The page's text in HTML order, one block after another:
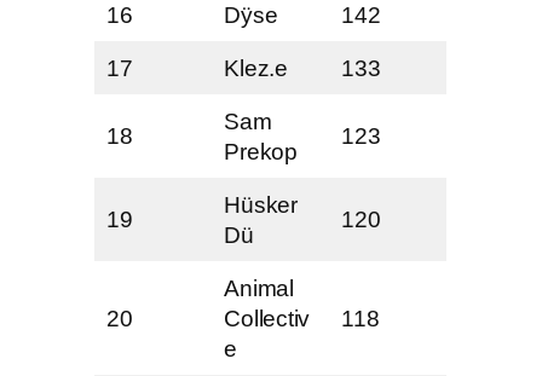
16 Dÿse 142
17 Klez.e 133
18
Sam
Prekop
123
19
Hüsker
Dü
120
20
Animal
Collectiv
e
118